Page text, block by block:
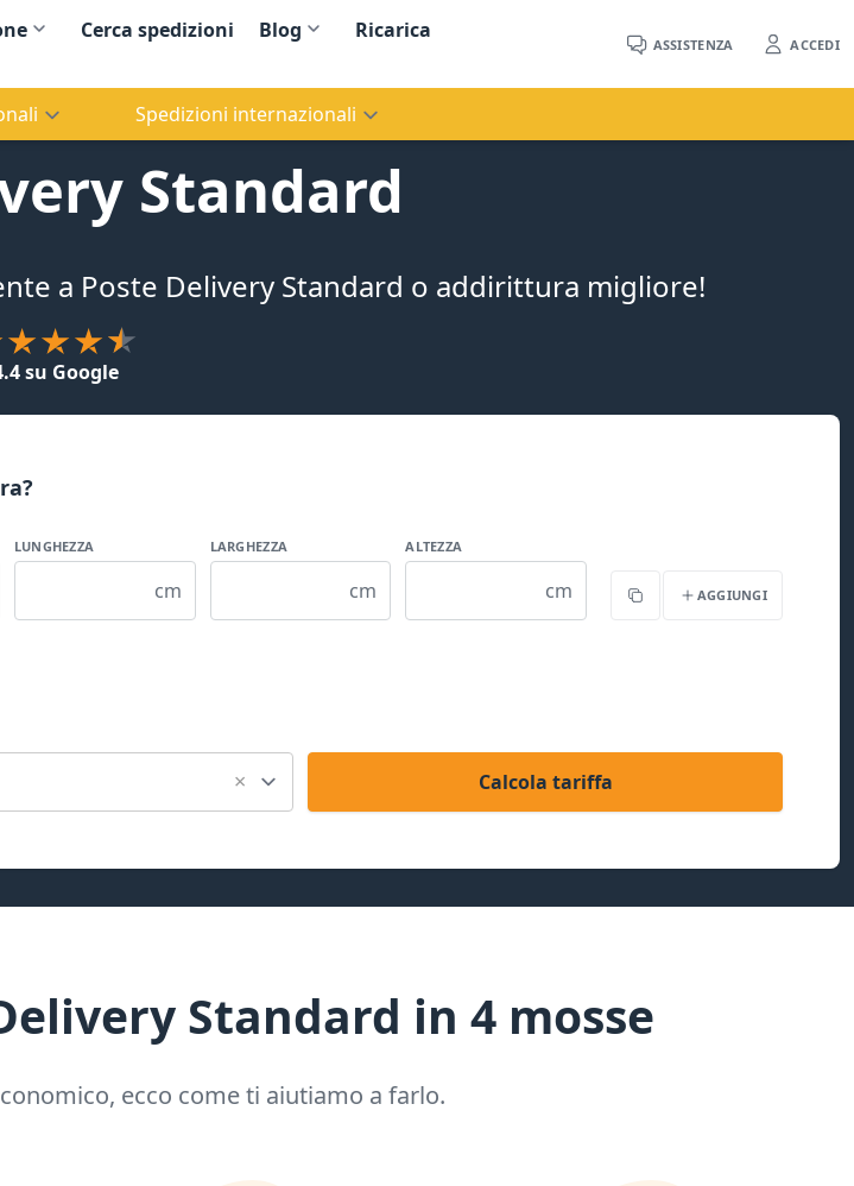
Cerca spedizioni Blog
Ricarica
ASSISTENZA ACCEDI
Spedizioni internazionali
Standard
a Poste Delivery Standard o addirittura migliore!
su Google
LUNGHEZZA
cm
LARGHEZZA
cm
ALTEZZA
cm
Copia AGGIUNGI
× Calcola tariffa
Standard in 4 mosse
ecco come ti aiutiamo a farlo.